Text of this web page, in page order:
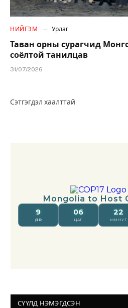
НИЙГЭМ Урлаг
Таван орны сурагчид
соёлтой танилцав
31/07/2026
Сэтгэгдэл хаалттай
СҮҮЛД НЭМЭГДСЭН